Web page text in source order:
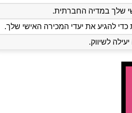
שלך במדיה החברתית.
להגיע את יעדי המכירה האישי שלך.
לשיווק.